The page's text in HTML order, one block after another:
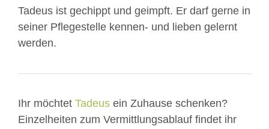
Tadeus ist gechippt und geimpft. Er darf gerne in
seiner Pflegestelle kennen- und lieben gelernt
werden.
Ihr möchtet Tadeus ein Zuhause schenken?
Einzelheiten zum Vermittlungsablauf findet ihr